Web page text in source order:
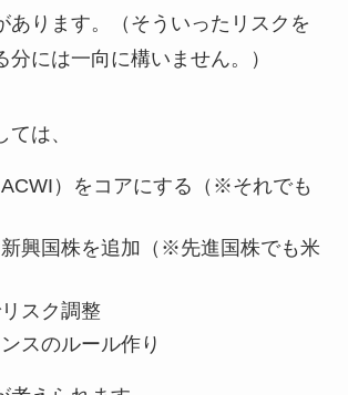
あります。（そういったリスクを
分には一向に構いません。）
は、
）をコアにする（※それでも
興国株を追加（※先進国株でも米
スク調整
スのルール作り